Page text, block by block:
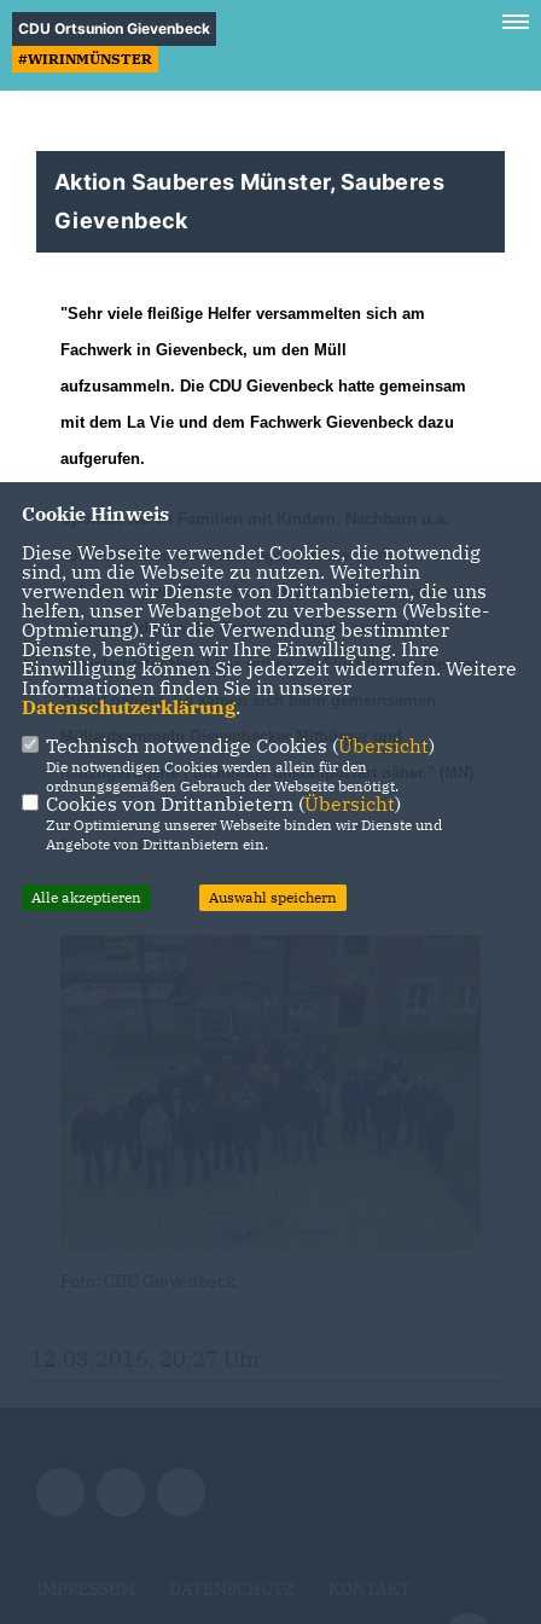
CDU Ortsunion Gievenbeck
#WIRINMÜNSTER
Aktion Sauberes Münster, Sauberes
Gievenbeck
"Sehr viele fleißige Helfer versammelten sich am
Fachwerk in Gievenbeck, um den Müll
aufzusammeln. Die CDU Gievenbeck hatte gemeinsam
mit dem La Vie und dem Fachwerk Gievenbeck dazu
aufgerufen.
Spontan waren Familien mit Kindern, Nachbarn u.a.
von der Straße Zur Dornhiege, Vertreter vom
Schützenverein Gievenbeck und vom TSC Gievenbeck,
aber auch der an der Gronowskistraße zuständige
Sozialarbeiter Herr Lietz mit ca. 30 Flüchtlingen diesem
Aufruf gefolgt. So kamen sich beim gemeinsamen
Müllaufsammeln Gievenbecker Mitbürger und
neuzugezogene Flüchtlinge unkompliziert näher." (MN)
Fotos der Aktionhier.
Cookie Hinweis
Diese Webseite verwendet Cookies, die notwendig
sind, um die Webseite zu nutzen. Weiterhin
verwenden wir Dienste von Drittanbietern, die uns
helfen, unser Webangebot zu verbessern (Website-
Optmierung). Für die Verwendung bestimmter
Dienste, benötigen wir Ihre Einwilligung. Ihre
Einwilligung können Sie jederzeit widerrufen. Weitere
Informationen finden Sie in unserer
Datenschutzerklärung.
Technisch notwendige Cookies (Übersicht)
Die notwendigen Cookies werden allein für den
ordnungsgemäßen Gebrauch der Webseite benötigt.
Cookies von Drittanbietern (Übersicht)
Zur Optimierung unserer Webseite binden wir Dienste und
Angebote von Drittanbietern ein.
Alle akzeptieren Auswahl speichern